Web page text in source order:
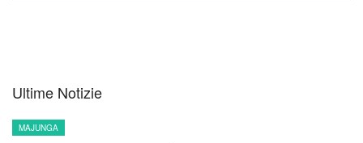
Ultime Notizie
MAJUNGA